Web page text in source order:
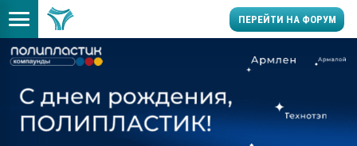
ПЕРЕЙТИ НА ФОРУМ